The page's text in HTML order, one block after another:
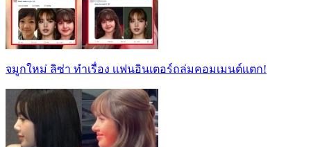
จมูกใหม่ ลิซ่า ทำเรื่อง เเฟนอินเตอร์ถล่มคอมเมนต์เเตก!